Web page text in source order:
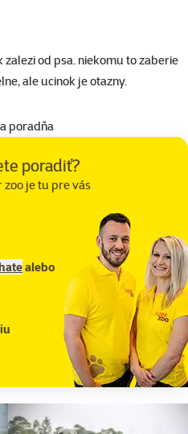
od psa. niekomu to zaberie
ale ucinok je otazny.
poradňa
poradiť?
zoo je tu pre vás
alebo